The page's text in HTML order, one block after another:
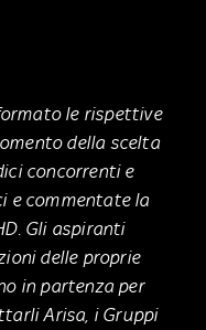
le rispettive
della scelta
concorrenti e
e commentate la
Gli aspiranti
delle proprie
in partenza per
Arisa, i Gruppi